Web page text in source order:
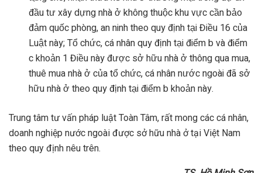
đầu tư xây dựng nhà ở không thuộc khu vực cần bảo
đảm quốc phòng, an ninh theo quy định tại Điều 16 của
Luật này; Tổ chức, cá nhân quy định tại điểm b và điểm
c khoản 1 Điều này được sở hữu nhà ở thông qua mua,
thuê mua nhà ở của tổ chức, cá nhân nước ngoài đã sở
hữu nhà ở theo quy định tại điểm b khoản này.
Trung tâm tư vấn pháp luật Toàn Tâm, rất mong các cá nhân,
doanh nghiệp nước ngoài được sở hữu nhà ở tại Việt Nam
theo quy định nêu trên.